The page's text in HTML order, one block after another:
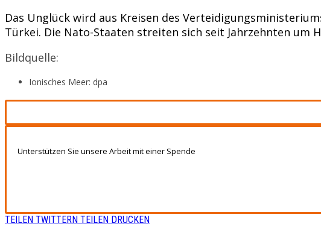
Das Unglück wird aus Kreisen des
Türkei. Die Nato-Staaten streiten sich seit Jahrzehnten
Bildquelle:
Ionisches Meer: dpa
Unterstützen Sie unsere Arbeit mit einer Spende
TEILEN TWITTERN TEILEN DRUCKEN